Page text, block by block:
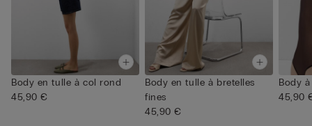
Body en tulle à col rond
45,90 €
Body en tulle à bretelles
fines
45,90 €
Body
45,90